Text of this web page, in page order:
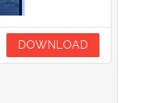
DOWNLOAD